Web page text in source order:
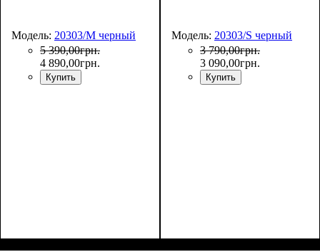
Модель: 20303/M черный
5 390,00грн.
4 890,00грн.
Купить
Модель: 20303/S черный
3 790,00грн.
3 090,00грн.
Купить